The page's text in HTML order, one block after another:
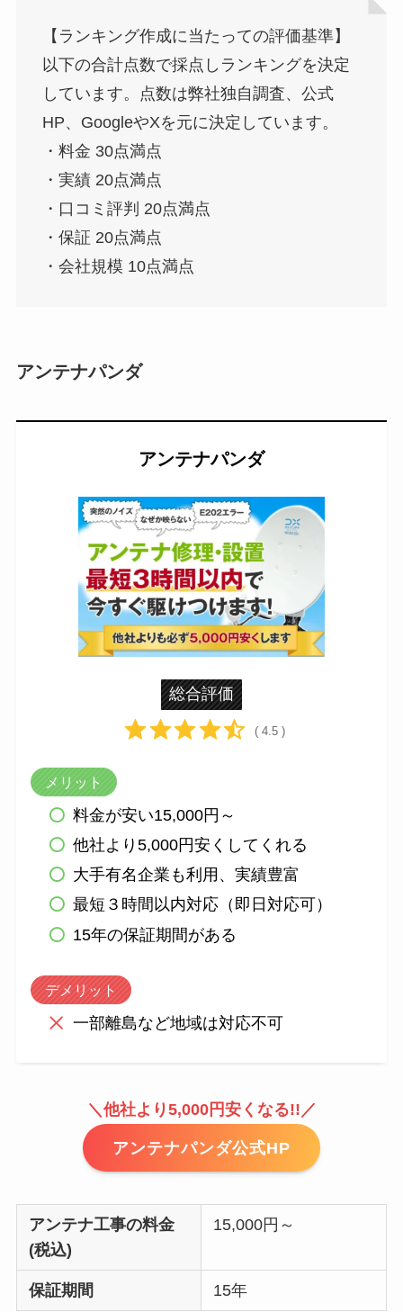
【ランキング作成に当たっての評価基準】
以下の合計点数で採点しランキングを決定
しています。点数は弊社独自調査、公式
HP、GoogleやXを元に決定しています。
・料金 30点満点
・実績 20点満点
・口コミ評判 20点満点
・保証 20点満点
・会社規模 10点満点
アンテナパンダ
アンテナパンダ
総合評価
( 4.5 )
メリット
料金が安い15,000円～
他社より5,000円安くしてくれる
大手有名企業も利用、実績豊富
最短３時間以内対応（即日対応可）
15年の保証期間がある
デメリット
一部離島など地域は対応不可
＼他社より5,000円安くなる!!／
アンテナパンダ公式HP
アンテナ工事の料金
(税込)
15,000円～
保証期間 15年